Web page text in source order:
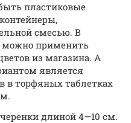
пластиковые
смесью. В
можно применить
из магазина. А
является
в торфяных таблетках
длиной 4—10 см.